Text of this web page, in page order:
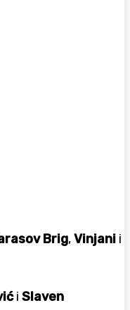
Brig,Vinjani i
i Slaven